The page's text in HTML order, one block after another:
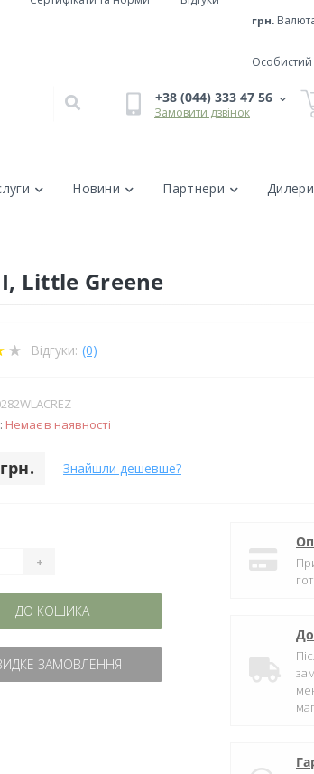
грн.
Особистий
+38 (044) 333 47 56
Замовити дзвінок
Новини Партнери Дилери
Little Greene
Відгуки: (0)
Немає в наявності
Знайшли дешевше?
+
ДО КОШИКА
ЗАМОВЛЕННЯ